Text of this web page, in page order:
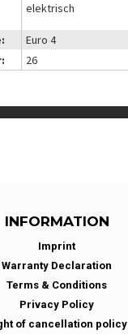
elektrisch
Euro 4
26
INFORMATION
Imprint
Warranty Declaration
Terms & Conditions
Privacy Policy
of cancellation policy